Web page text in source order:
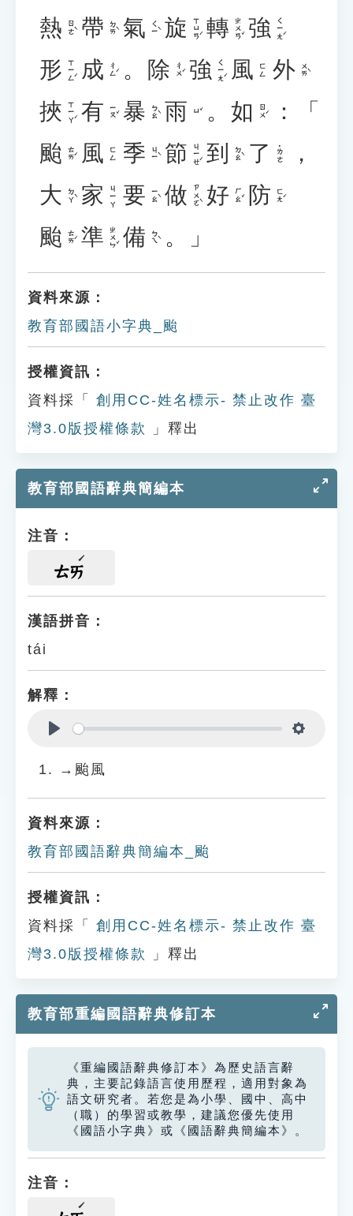
熱 ㄖㄜˋ 帶 ㄉㄞˋ 氣 ㄑㄧˋ 旋 ㄒㄩㄢˊ 轉 ㄓㄨㄢˇ 強 ㄑㄧㄤˊ
形 ㄒㄧㄥˊ 成 ㄔㄥˊ 。 除 ㄔㄨˊ 強 ㄑㄧㄤˊ 風 ㄈㄥ 外 ㄨㄞˋ
挾 ㄒㄧㄚˊ 有 ㄧㄡˇ 暴 ㄅㄠˋ 雨 ㄩˇ 。 如 ㄖㄨˊ
：「
颱 ㄊㄞˊ 風 ㄈㄥ 季 ㄐㄧˋ 節 ㄐㄧㄝˊ 到 ㄉㄠˋ 了 ˙ㄌㄜ
，
大 ㄉㄚˋ 家 ㄐㄧㄚ 要 ㄧㄠˋ 做 ㄗㄨㄛˋ 好 ㄏㄠˇ 防 ㄈㄤˊ
颱 ㄊㄞˊ 準 ㄓㄨㄣˇ 備 ㄅㄟˋ 。」
資料來源：
教育部國語小字典_颱
授權資訊：
資料採「
創用CC-姓名標示- 禁止改作 臺
灣3.0版授權條款
」釋出
教育部國語辭典簡編本
注音：
ㄊㄞ
漢語拼音：
tái
解釋：
→颱風
資料來源：
教育部國語辭典簡編本_颱
授權資訊：
資料採「
創用CC-姓名標示- 禁止改作 臺
灣3.0版授權條款
」釋出
教育部重編國語辭典修訂本
《重編國語辭典修訂本》為歷史語言辭
典，主要記錄語言使用歷程，適用對象為
語文研究者。若您是為小學、國中、高中
（職）的學習或教學，建議您優先使用
《國語小字典》或《國語辭典簡編本》。
注音：